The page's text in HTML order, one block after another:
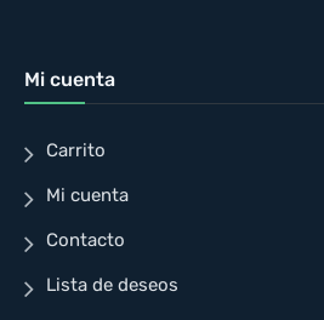
Mi cuenta
Carrito
Mi cuenta
Contacto
Lista de deseos